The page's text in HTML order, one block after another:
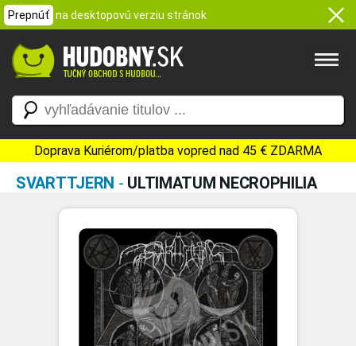
Prepnúť na desktopovú verziu stránok
Doprava Kuriérom/platba vopred nad 45 € ZDARMA
SVARTTJERN - ULTIMATUM NECROPHILIA